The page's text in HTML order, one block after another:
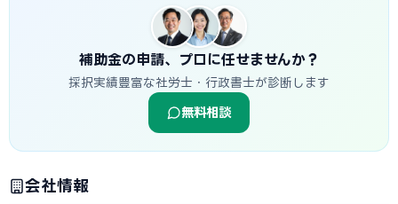
補助金の申請、プロに任せませんか？
採択実績豊富な社労士・行政書士が診断します
無料相談
会社情報